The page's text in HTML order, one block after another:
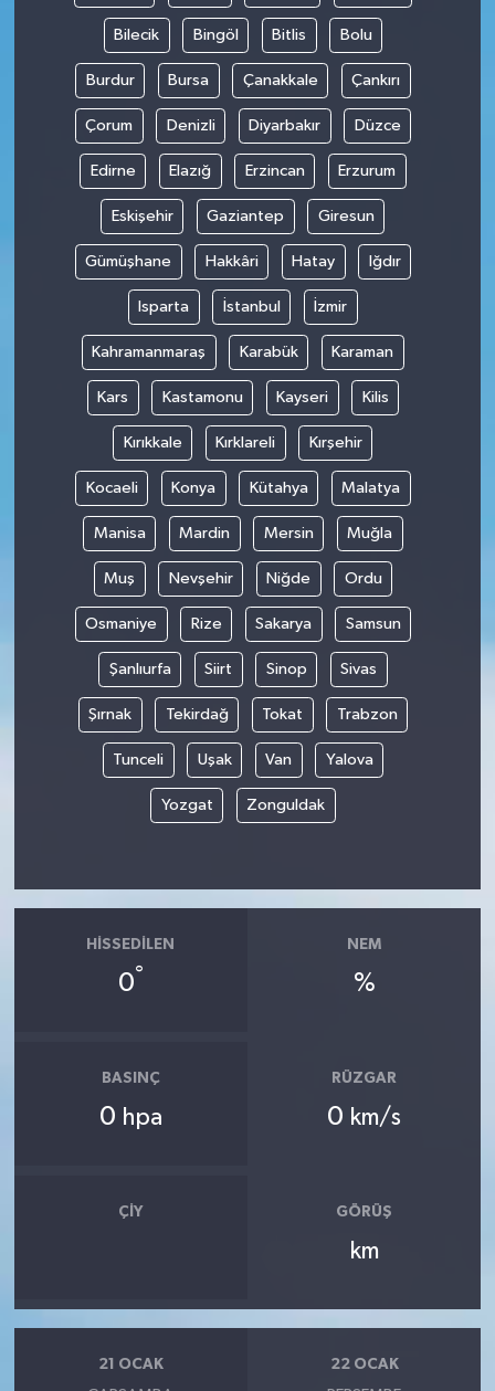
Bilecik Bingöl Bitlis Bolu
Burdur Bursa Çanakkale Çankırı
Çorum Denizli Diyarbakır Düzce
Edirne Elazığ Erzincan Erzurum
Eskişehir Gaziantep Giresun
Gümüşhane Hakkâri Hatay Iğdır
Isparta İstanbul İzmir
Kahramanmaraş Karabük Karaman
Kars Kastamonu Kayseri Kilis
Kırıkkale Kırklareli Kırşehir
Kocaeli Konya Kütahya Malatya
Manisa Mardin Mersin Muğla
Muş Nevşehir Niğde Ordu
Osmaniye Rize Sakarya Samsun
Şanlıurfa Siirt Sinop Sivas
Şırnak Tekirdağ Tokat Trabzon
Tunceli Uşak Van Yalova
Yozgat Zonguldak
HISSEDILEN
0°
NEM
%
BASINÇ
0 hpa
RÜZGAR
0 km/s
ÇIY GÖRÜŞ
km
21 OCAK 22 OCAK